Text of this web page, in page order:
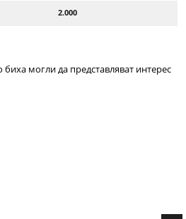
2.000
могли да представляват интерес